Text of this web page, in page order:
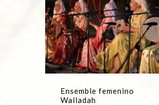
Ensemble femenino
Walladah